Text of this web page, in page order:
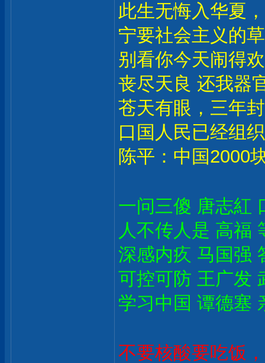
此生无悔入华夏
宁要社会主义的
别看你今天闹得
丧尽天良 还我器
苍天有眼，三年
口国人民已经组
陈平：中国2000
一问三傻 唐志紅
人不传人是 高福
深感内疚 马国强
可控可防 王广发
学习中国 谭德塞
不要核酸要吃饭